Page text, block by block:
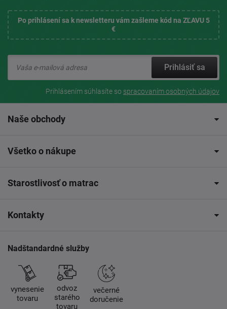
Po prihlásení sa k newsletteru vám zašleme kód na ZĽAVU 5
€
Prihlásiť sa
Prihlásením súhlasíte so spracovaním osobných údajov
Naše obchody
Všetko o nákupe
Starostlivosť o matrac
Kontakty
Nadštandardné služby
vynesenie
tovaru
odvoz
starého
tovaru
večerné
doručenie